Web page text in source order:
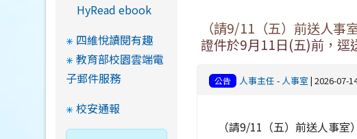
（請9/11（五）前送人
證件於9月11日(五)前，逕
公告 人事主任 - 人事室 | 2026-07-
（請9/11（五）前送人事
HyRead ebook
四維悅讀閱有趣
教育部校園雲端電
子郵件服務
校安通報